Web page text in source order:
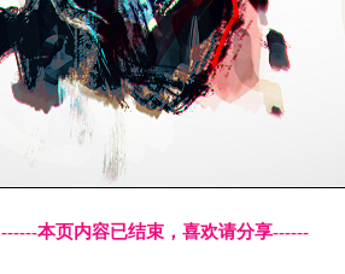
------本页内容已结束，喜欢请分享------